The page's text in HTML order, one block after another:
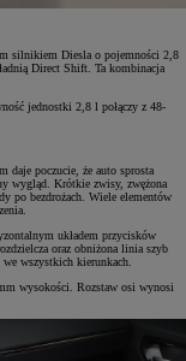
silnikiem Diesla o pojemności 2,8
Direct Shift. Ta kombinacja
jednostki 2,8 l połączy z 48-
daje poczucie, że auto sprosta
wygląd. Krótkie zwisy, zwężona
po bezdrożach. Wiele elementów
układem przycisków
oraz obniżona linia szyb
wszystkich kierunkach.
wysokości. Rozstaw osi wynosi